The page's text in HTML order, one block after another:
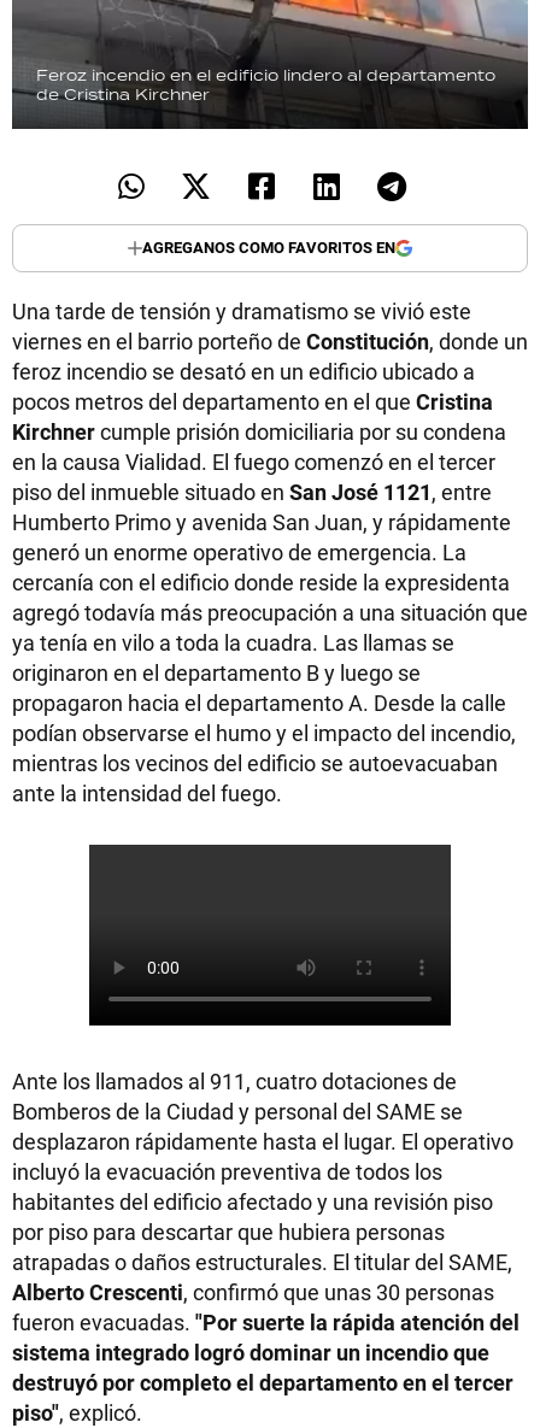
Feroz incendio en el edificio lindero al departamento
de Cristina Kirchner
AGREGANOS COMO FAVORITOS EN
Una tarde de tensión y dramatismo se vivió este
viernes en el barrio porteño de Constitución, donde un
feroz incendio se desató en un edificio ubicado a
pocos metros del departamento en el que Cristina
Kirchnercumple prisión domiciliaria por su condena
en la causa Vialidad. El fuego comenzó en el tercer
piso del inmueble situado en San José 1121, entre
Humberto Primo y avenida San Juan, y rápidamente
generó un enorme operativo de emergencia. La
cercanía con el edificio donde reside la expresidenta
agregó todavía más preocupación a una situación que
ya tenía en vilo a toda la cuadra. Las llamas se
originaron en el departamento B y luego se
propagaron hacia el departamento A. Desde la calle
podían observarse el humo y el impacto del incendio,
mientras los vecinos del edificio se autoevacuaban
ante la intensidad del fuego.
Ante los llamados al 911, cuatro dotaciones de
Bomberos de la Ciudad y personal del SAME se
desplazaron rápidamente hasta el lugar. El operativo
incluyó la evacuación preventiva de todos los
habitantes del edificio afectado y una revisión piso
por piso para descartar que hubiera personas
atrapadas o daños estructurales. El titular del SAME,
Alberto Crescenti, confirmó que unas 30 personas
fueron evacuadas. "Por suerte la rápida atención del
sistema integrado logró dominar un incendio que
destruyó por completo el departamento en el tercer
piso", explicó.